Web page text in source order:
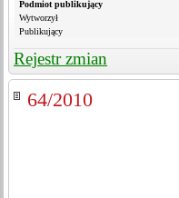
Podmiot publikujący
Wytworzył
Publikujący
Rejestr zmian
64/2010